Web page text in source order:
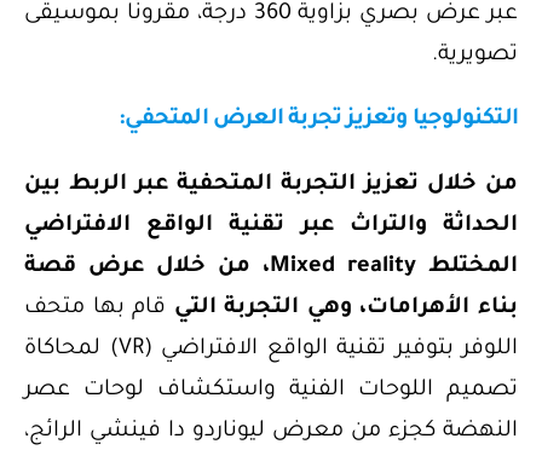
عبر عرض بصري بزاوية 360 درجة، مقرونًا بموسيقى
تصويرية.
التكنولوجيا وتعزيز تجربة العرض المتحفي:
من خلال تعزيز التجربة المتحفية عبر الربط بين
الحداثة والتراث عبر تقنية الواقع الافتراضي
المختلط Mixed reality، من خلال عرض قصة
بناء الأهرامات، وهي التجربة التيقام بها متحف
اللوفر بتوفير تقنية الواقع الافتراضي (VR) لمحاكاة
تصميم اللوحات الفنية واستكشاف لوحات عصر
النهضة كجزء من معرض ليوناردو دا فينشي الرائج،